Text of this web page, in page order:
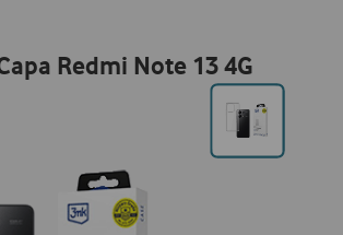
Redmi Note 13 4G
Ir
para